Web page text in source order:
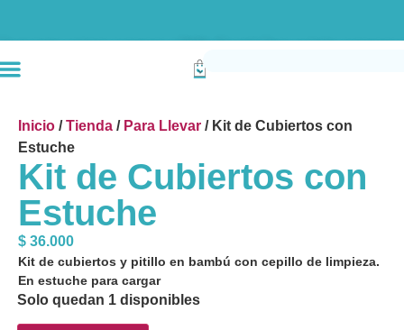
Inicio /Tienda / Para Llevar / Kit de Cubiertos con
Estuche
Kit de Cubiertos con
Estuche
$ 36.000
Kit de cubiertos y pitillo en bambú con cepillo de limpieza.
En estuche para cargar
Solo quedan 1 disponibles